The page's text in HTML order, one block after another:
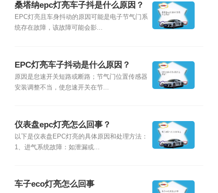
桑塔纳epc灯亮车子抖是什么原因？
EPC灯亮且车身抖动的原因可能是电子节气门系
统存在故障，该故障可能会影...
EPC灯亮车子抖动是什么原因？
原因是怠速开关短路或断路；节气门位置传感器
安装调整不当，使怠速开关在节...
仪表盘epc灯亮怎么回事？
以下是仪表盘EPC灯亮的具体原因和处理方法：
1、进气系统故障：如泄漏或...
车子eco灯亮怎么回事